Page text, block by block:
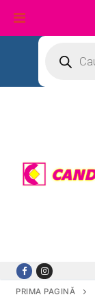
conținut
search
PRIMA PAGINĂ